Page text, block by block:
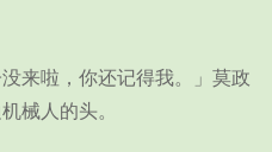
啦，你还记得我。」莫政
械人的头。